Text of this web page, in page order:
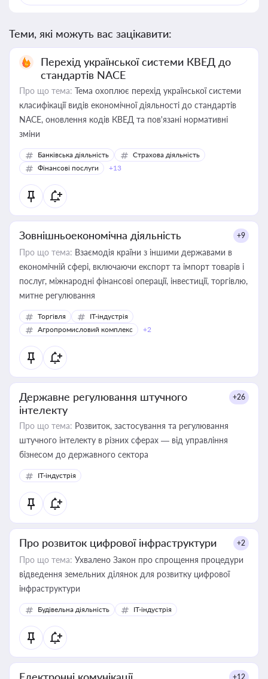
Теми, які можуть вас зацікавити:
Перехід української системи КВЕД до
стандартів NACE
Про що тема: Тема охоплює перехід української системи
класифікації видів економічної діяльності до стандартів
NACE, оновлення кодів КВЕД та пов'язані нормативні
зміни
Банківська діяльність
Страхова діяльність
Фінансові послуги
+13
Зовнішньоекономічна діяльність +9
Про що тема: Взаємодія країни з іншими державами в
економічній сфері, включаючи експорт та імпорт товарів і
послуг, міжнародні фінансові операції, інвестиції, торгівлю,
митне регулювання
Торгівля
IT-індустрія
Агропромисловий комплекс
+2
Державне регулювання штучного
інтелекту
+26
Про що тема: Розвиток, застосування та регулювання
штучного інтелекту в різних сферах — від управління
бізнесом до державного сектора
IT-індустрія
Про розвиток цифрової інфраструктури +2
Про що тема: Ухвалено Закон про спрощення процедури
відведення земельних ділянок для розвитку цифрової
інфраструктури
Будівельна діяльність IT-індустрія
+12